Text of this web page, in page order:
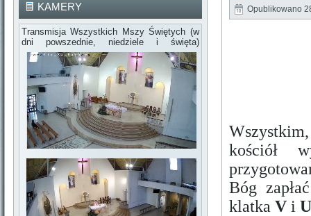
KAMERY
Transmisja Wszystkich Mszy Świętych (w
dni powszednie, niedziele i święta)
Opublikowano
kościół
Bóg
klatka V i